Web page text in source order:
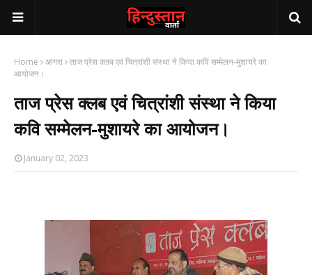
Home आगरा ताज प्रेस क्लब एवं चित्रांशी संस्था ने किया कवि सम्मेलन-मुशायरे का
आयोजन।
ताज प्रेस क्लब एवं चित्रांशी संस्था ने किया
कवि सम्मेलन-मुशायरे का आयोजन।
January 02, 2023